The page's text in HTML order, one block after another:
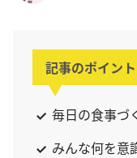
記事のポイント
毎日の食事
みんな何を意